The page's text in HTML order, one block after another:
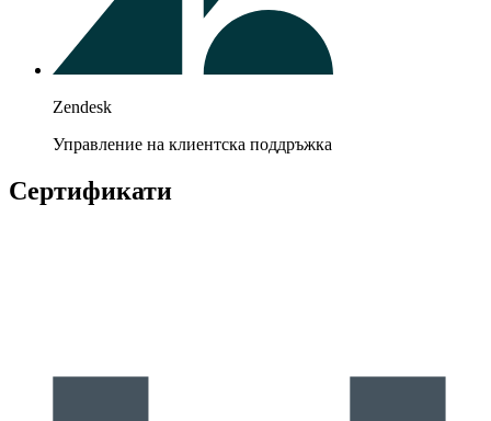
Zendesk
Управление на клиентска поддръжка
Сертификати